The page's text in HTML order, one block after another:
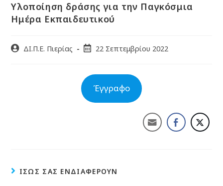
Υλοποίηση δράσης για την Παγκόσμια
Ημέρα Εκπαιδευτικού
ΔΙ.Π.Ε. Πιερίας 22 Σεπτεμβρίου 2022
Έγγραφο
ΊΣΩΣ ΣΑΣ ΕΝΔΙΑΦΈΡΟΥΝ